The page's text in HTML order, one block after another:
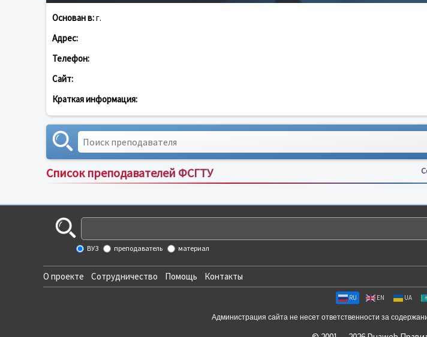
Основан в:г.
Адрес:
Телефон:
Сайт:
Краткая информация:
Список преподавателей ФСГТУ
ВУЗ преподаватель материал
О проекте Сотрудничество Помощь Контакты
RU EN UA
Администрация сайта не несет ответственности за